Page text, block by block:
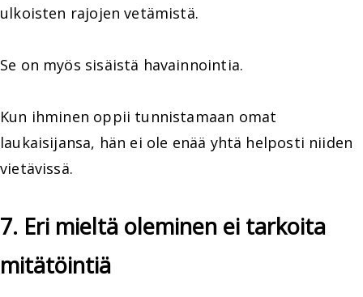
ulkoisten rajojen vetämistä.
Se on myös sisäistä havainnointia.
Kun ihminen oppii tunnistamaan omat
laukaisijansa, hän ei ole enää yhtä helposti niiden
vietävissä.
7. Eri mieltä oleminen ei tarkoita
mitätöintiä